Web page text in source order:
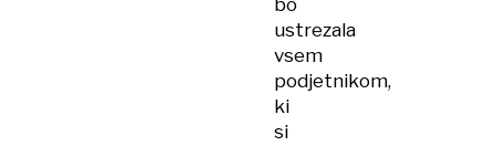
bo
ustrezala
vsem
podjetnikom,
ki
si